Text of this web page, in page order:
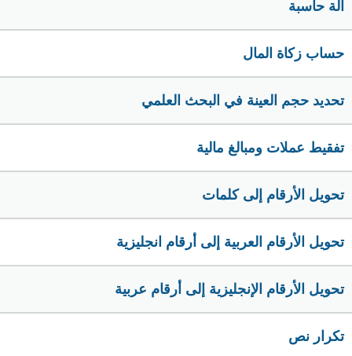
الة حاسبة
حساب زكاة المال
تحديد حجم العينة في البحث العلمي
تفقيط عملات ومبالغ مالية
تحويل الأرقام إلى كلمات
تحويل الأرقام العربية إلى أرقام انجليزية
تحويل الأرقام الإنجليزية إلى أرقام عربية
تكرار نص